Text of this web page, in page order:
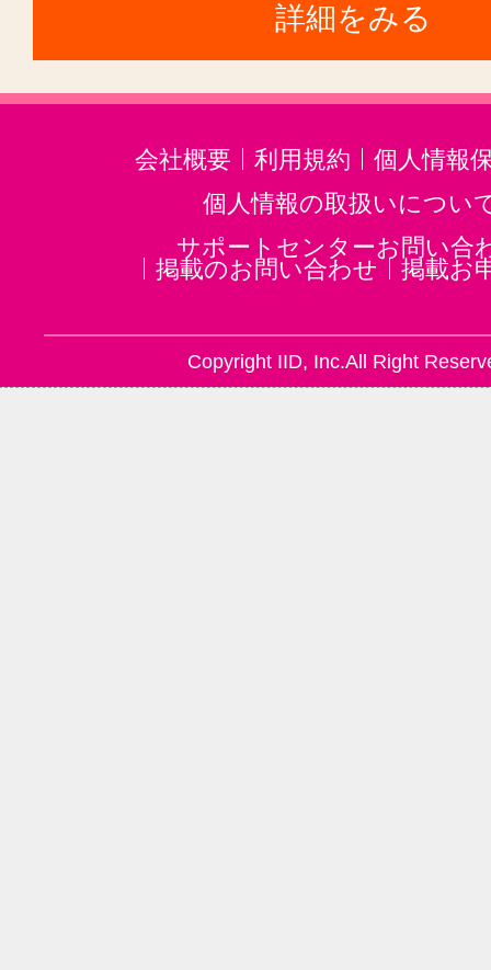
詳細をみる
会社概要 利用規約
個人情報
個人情報の取扱いについ
サポートセンターお問い合
掲載のお問い合わせ
掲載お
Copyright IID, Inc.All Right